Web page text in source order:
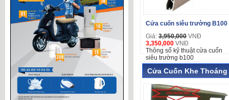
Cửa cuốn siêu trường B100
Giá: 3,950,000 VNĐ
3,350,000 VNĐ
Thông số kỹ thuật cửa cuốn
siêu trường b100
Cửa Cuốn Khe Thoáng